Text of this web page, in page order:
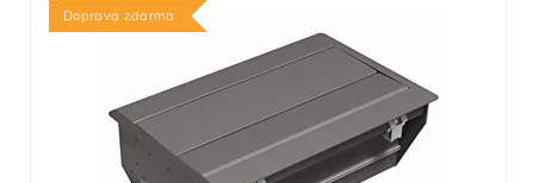
Doprava zdarma